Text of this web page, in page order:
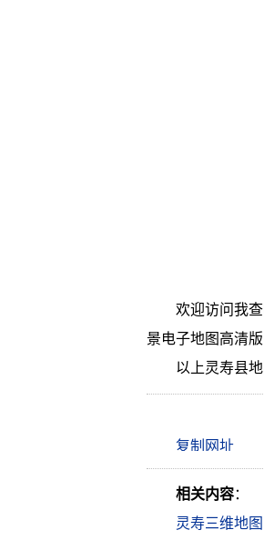
欢迎访问我
景电子地图高清
以上灵寿县
相关内容：
灵寿三维地图